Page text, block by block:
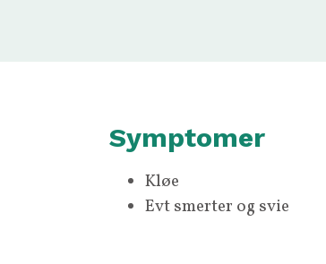
Symptomer
Kløe
Evt smerter og svie